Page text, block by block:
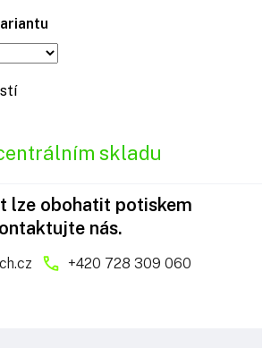
skladu
lze obohatit potiskem
nás.
+420 728 309 060